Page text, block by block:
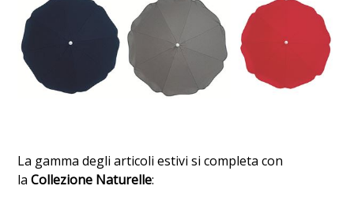
La gamma degli articoli estivi si completa con
la Collezione Naturelle: